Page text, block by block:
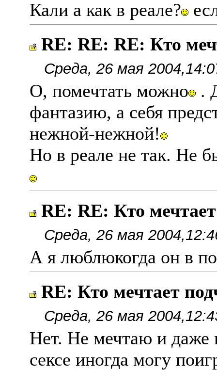
Кали а как в реале?
RE: RE: RE: Кто
Среда, 26 мая
О, помечтать можно
.
фантазию, а себя
нежной-нежной!
Но в реале не так. Не
RE: RE: Кто
Среда, 26 мая
А я люблюкогда он в
RE: Кто мечтает
Среда, 26 мая
Нет. Не мечтаю и даже
сексе иногда могу